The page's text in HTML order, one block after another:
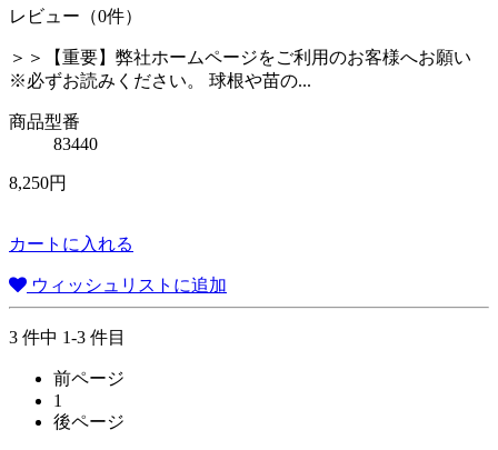
レビュー（0件）
＞＞【重要】弊社ホームページをご利用のお客様へお願い
※必ずお読みください。 球根や苗の...
商品型番
83440
8,250円
カートに入れる
ウィッシュリストに追加
3 件中 1-3 件目
前ページ
1
後ページ